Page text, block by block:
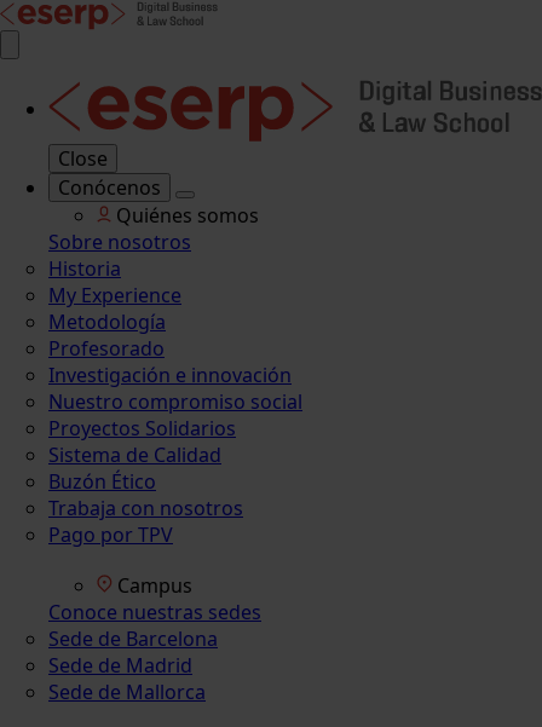
Close
Conócenos
Quiénes somos
Sobre nosotros
Historia
My Experience
Metodología
Profesorado
Investigación e innovación
Nuestro compromiso social
Proyectos Solidarios
Sistema de Calidad
Buzón Ético
Trabaja con nosotros
Pago por TPV
Campus
Conoce nuestras sedes
Sede de Barcelona
Sede de Madrid
Sede de Mallorca